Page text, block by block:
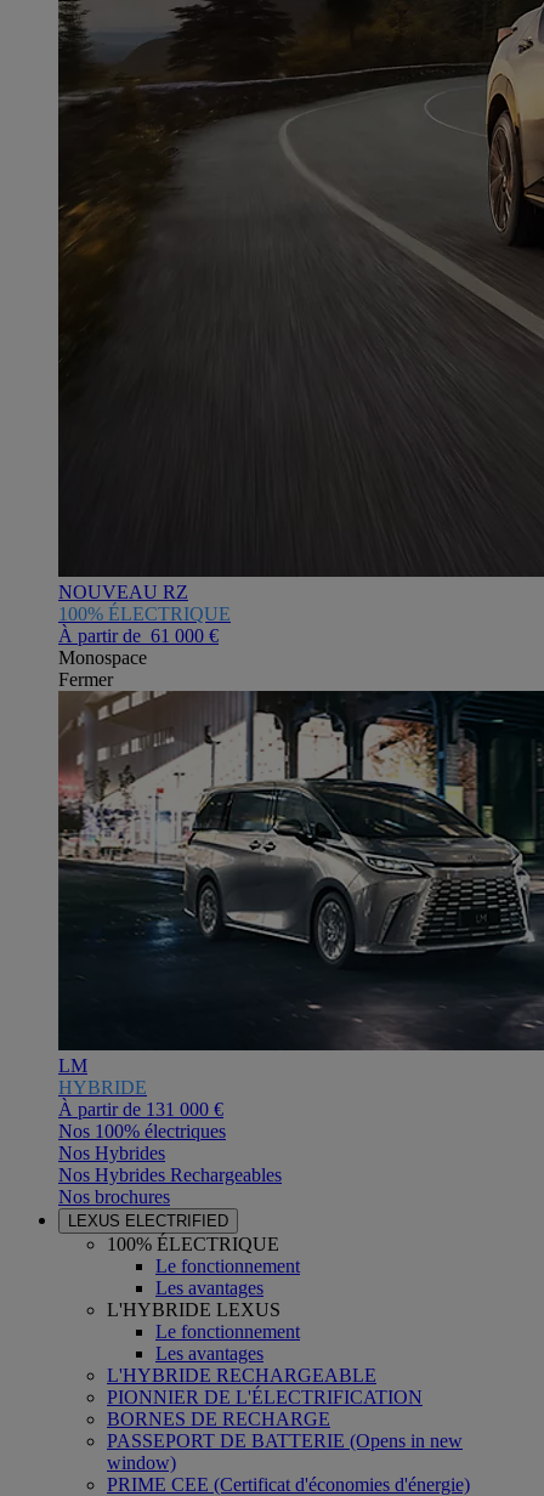
NOUVEAU RZ
100% ÉLECTRIQUE
À partir de 61 000 €
Monospace
Fermer
LM
HYBRIDE
À partir de 131 000 €
Nos 100% électriques
Nos Hybrides
Nos Hybrides Rechargeables
Nos brochures
LEXUS ELECTRIFIED
100% ÉLECTRIQUE
Le fonctionnement
Les avantages
L'HYBRIDE LEXUS
Le fonctionnement
Les avantages
L'HYBRIDE RECHARGEABLE
PIONNIER DE L'ÉLECTRIFICATION
BORNES DE RECHARGE
PASSEPORT DE BATTERIE (Opens in new
window)
PRIME CEE (Certificat d'économies d'énergie)